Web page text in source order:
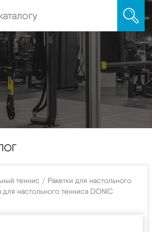
теннис / Ракетки для настольного
для настольного тенниса DONIC